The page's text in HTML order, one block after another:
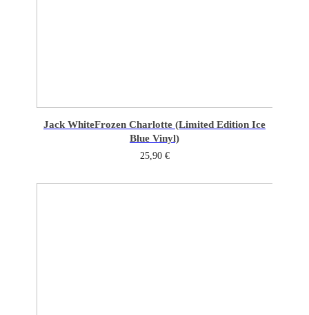
Jack WhiteFrozen Charlotte (Limited Edition Ice
Blue Vinyl)
25,90 €